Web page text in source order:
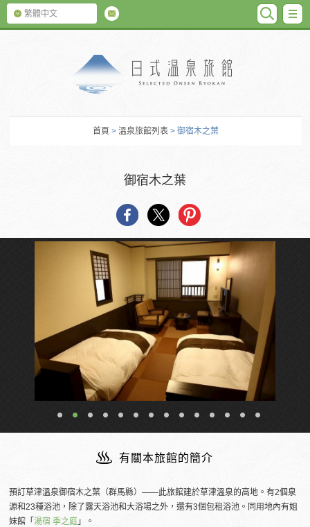
繁體中文
首頁 > 溫泉旅館列表 > 御宿木之葉
御宿木之葉
有關本旅館的簡介
預訂草津溫泉御宿木之葉（群馬縣）――此旅館建於草津溫泉的高地。有2個泉
源和23種浴池，除了露天浴池和大浴場之外，還有3個包租浴池。同用地內有姐
妹館「湯宿 季之庭 」。